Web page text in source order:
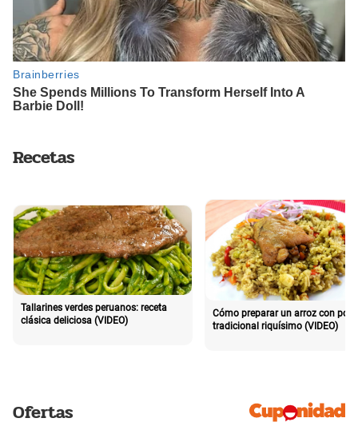
Recetas
Tallarines verdes peruanos: receta
clásica deliciosa (VIDEO)
Cómo preparar un arroz con pollo
tradicional riquísimo (VIDEO)
Ofertas